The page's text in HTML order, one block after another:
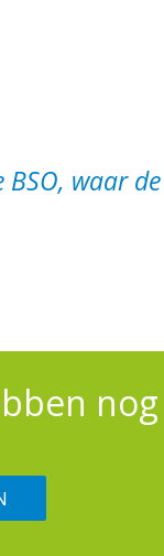
BSO, waar